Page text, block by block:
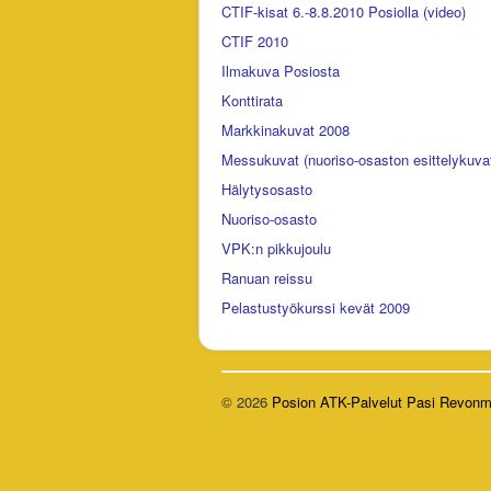
CTIF-kisat 6.-8.8.2010 Posiolla (video)
CTIF 2010
Ilmakuva Posiosta
Konttirata
Markkinakuvat 2008
Messukuvat (nuoriso-osaston
Hälytysosasto
Nuoriso-osasto
VPK:n pikkujoulu
Ranuan reissu
Pelastustyökurssi kevät 2009
© 2026 Posion ATK-Palvelut Pasi